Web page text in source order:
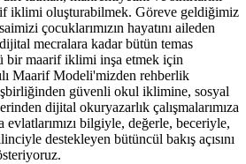
iklimi oluşturabilmek. Göreve geldiğimiz
çocuklarımızın hayatını aileden
mecralara kadar bütün temas
bir maarif iklimi inşa etmek için
Maarif Modeli'mizden rehberlik
güvenli okul iklimine, sosyal
dijital okuryazarlık çalışmalarımıza
evlatlarımızı bilgiyle, değerle, beceriyle,
destekleyen bütüncül bakış açısını